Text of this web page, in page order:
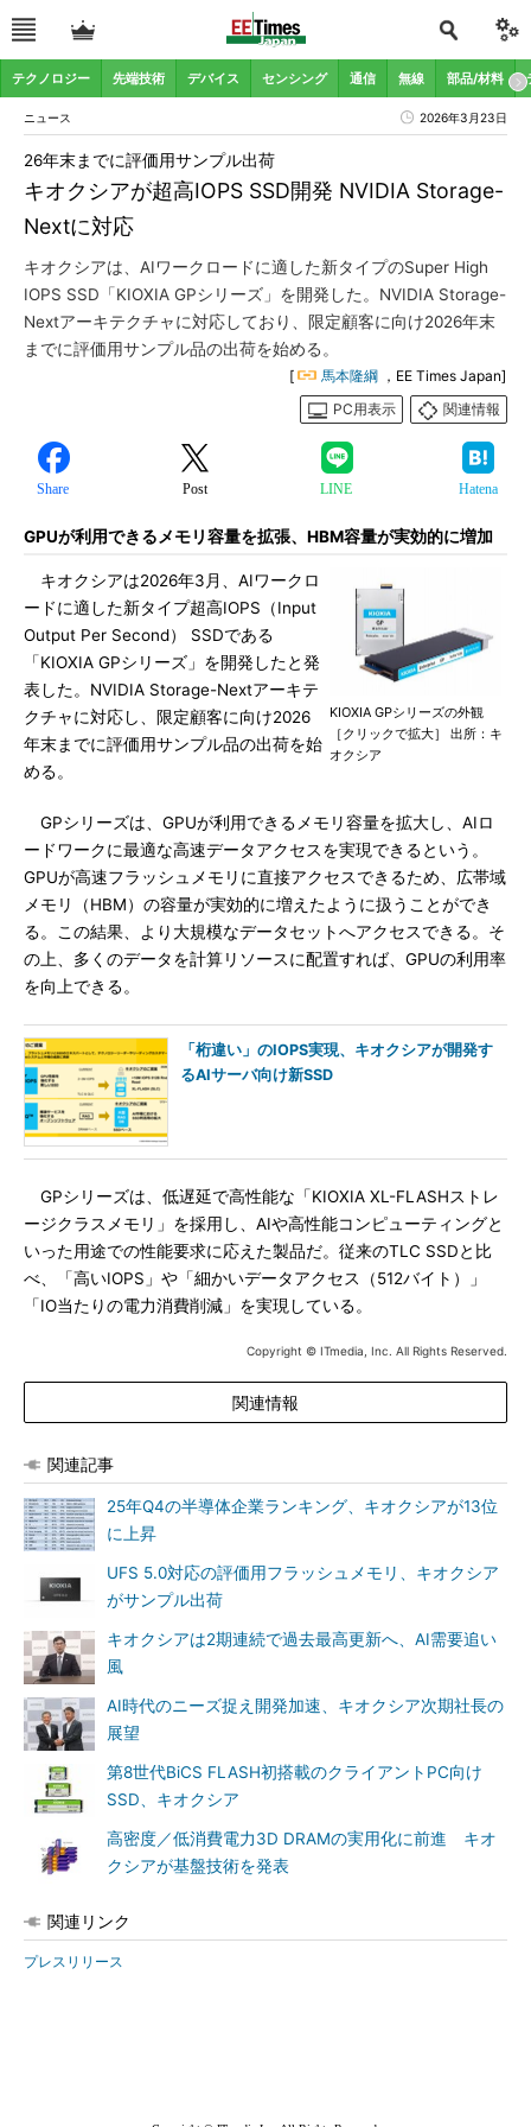
テクノロジー 先端技術 デバイス センシング 通信 無線 部品/材料
ニュース 2026年3月23日
キオクシアが超高IOPS SSD開発 NVIDIA Storage-
Nextに対応
26年末までに評価用サンプル出荷
キオクシアは、AIワークロードに適した新タイプのSuper High
IOPS SSD「KIOXIA GPシリーズ」を開発した。NVIDIA Storage-
Nextアーキテクチャに対応しており、限定顧客に向け2026年末
までに評価用サンプル品の出荷を始める。
[ 馬本隆綱 ，EE Times Japan]
PC用表示
関連情報
Share Post LINE Hatena
GPUが利用できるメモリ容量を拡張、HBM容量が実効的に増加
KIOXIA GPシリーズの外観
［クリックで拡大］ 出所：キ
オクシア
キオクシアは2026年3月、AIワークロ
ードに適した新タイプ超高IOPS（Input
Output Per Second） SSDである
「KIOXIA GPシリーズ」を開発したと発
表した。NVIDIA Storage-Nextアーキテ
クチャに対応し、限定顧客に向け2026
年末までに評価用サンプル品の出荷を始
める。
GPシリーズは、GPUが利用できるメモリ容量を拡大し、AIロ
ードワークに最適な高速データアクセスを実現できるという。
GPUが高速フラッシュメモリに直接アクセスできるため、広帯域
メモリ（HBM）の容量が実効的に増えたように扱うことができ
る。この結果、より大規模なデータセットへアクセスできる。そ
の上、多くのデータを計算リソースに配置すれば、GPUの利用率
を向上できる。
「桁違い」のIOPS実現、キオクシアが開発す
るAIサーバ向け新SSD
GPシリーズは、低遅延で高性能な「KIOXIA XL-FLASHストレ
ージクラスメモリ」を採用し、AIや高性能コンピューティングと
いった用途での性能要求に応えた製品だ。従来のTLC SSDと比
べ、「高いIOPS」や「細かいデータアクセス（512バイト）」
「IO当たりの電力消費削減」を実現している。
Copyright © ITmedia, Inc. All Rights Reserved.
関連情報
関連記事
25年Q4の半導体企業ランキング、キオクシアが13位
に上昇
UFS 5.0対応の評価用フラッシュメモリ、キオクシア
がサンプル出荷
キオクシアは2期連続で過去最高更新へ、AI需要追い
風
AI時代のニーズ捉え開発加速、キオクシア次期社長の
展望
第8世代BiCS FLASH初搭載のクライアントPC向け
SSD、キオクシア
高密度／低消費電力3D DRAMの実用化に前進 キオ
クシアが基盤技術を発表
関連リンク
プレスリリース